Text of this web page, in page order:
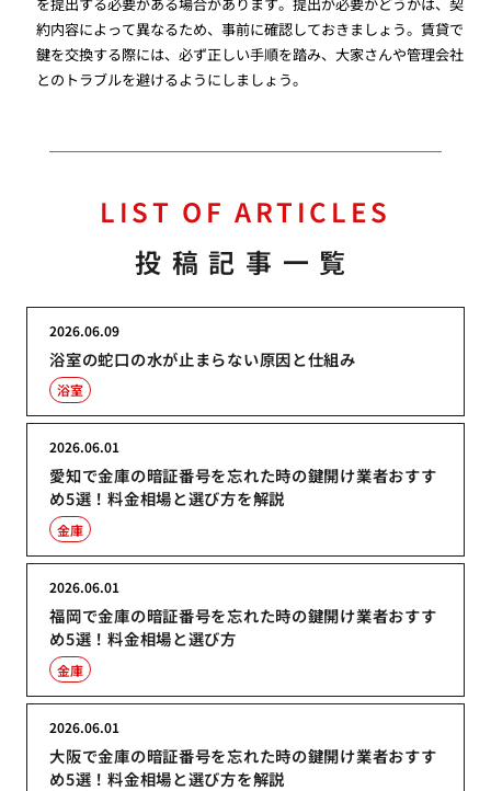
を提出する必要がある場合があります。提出が必要かどうかは、契
約内容によって異なるため、事前に確認しておきましょう。賃貸で
鍵を交換する際には、必ず正しい手順を踏み、大家さんや管理会社
とのトラブルを避けるようにしましょう。
LIST OF ARTICLES
投稿記事一覧
浴室の蛇口の水が止まらない原因と仕組み
2026.06.09
浴室
愛知で金庫の暗証番号を忘れた時の鍵開け業者おすす
め5選！料金相場と選び方を解説
2026.06.01
金庫
福岡で金庫の暗証番号を忘れた時の鍵開け業者おすす
め5選！料金相場と選び方
2026.06.01
金庫
大阪で金庫の暗証番号を忘れた時の鍵開け業者おすす
め5選！料金相場と選び方を解説
2026.06.01